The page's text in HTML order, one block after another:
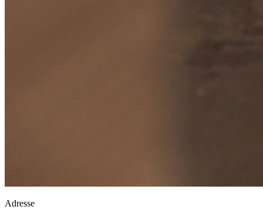
Adresse